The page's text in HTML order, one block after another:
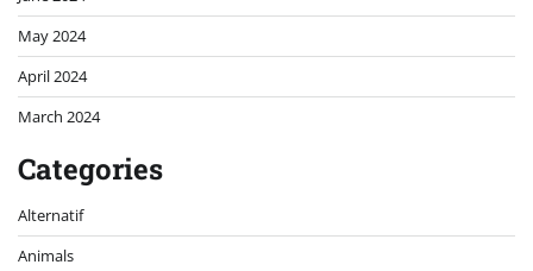
May 2024
April 2024
March 2024
Categories
Alternatif
Animals